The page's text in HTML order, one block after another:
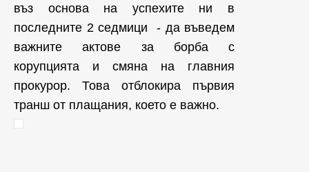
въз основа на успехите ни в
последните 2 седмици - да въведем
важните актове за борба с
корупцията и смяна на главния
прокурор. Това отблокира първия
транш от плащания, което е важно.